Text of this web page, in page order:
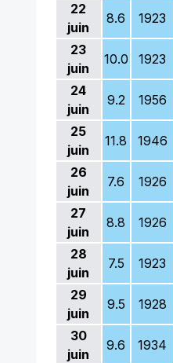
22
juin
8.6 1923
23
juin
10.0 1923
24
juin
9.2 1956
25
juin
11.8 1946
26
juin
7.6 1926
27
juin
8.8 1926
28
juin
7.5 1923
29
juin
9.5 1928
30
juin
9.6 1934